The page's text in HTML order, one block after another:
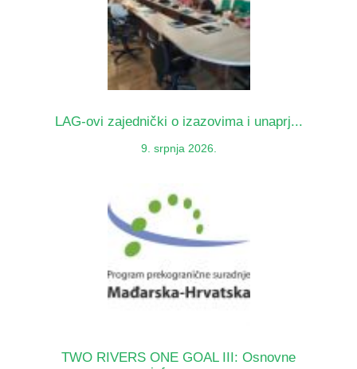
LAG-ovi zajednički o izazovima i unaprj...
9. srpnja 2026.
TWO RIVERS ONE GOAL III: Osnovne